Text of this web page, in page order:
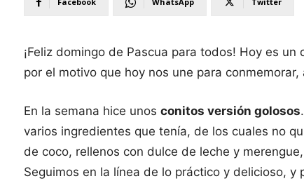
¡Feliz domingo de Pascua para todos! Hoy es
por el motivo que hoy nos une para conmemorar,
En la semana hice unos conitos versión golosos
varios ingredientes que tenía, de los cuales no
de coco, rellenos con dulce de leche y
Seguimos en la línea de lo práctico y delicioso,